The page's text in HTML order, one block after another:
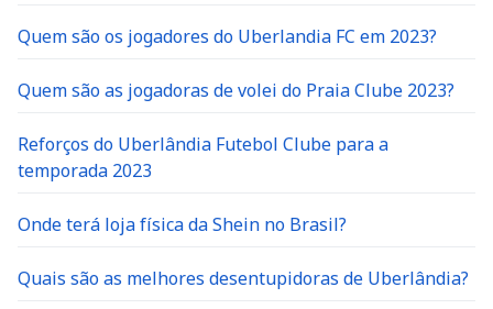
Quem são os jogadores do Uberlandia FC em 2023?
Quem são as jogadoras de volei do Praia Clube 2023?
Reforços do Uberlândia Futebol Clube para a
temporada 2023
Onde terá loja física da Shein no Brasil?
Quais são as melhores desentupidoras de Uberlândia?